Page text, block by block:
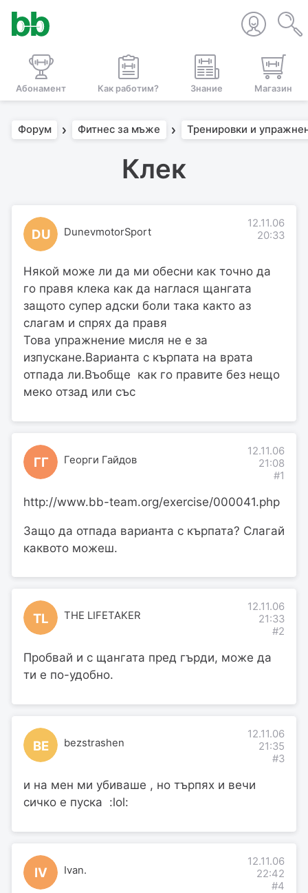
Абонамент Как работим? Знание Магазин
Форум Фитнес за мъже Тренировки и
Клек
DU DunevmotorSport
12.11.06
20:33
Някой може ли да ми обесни как точно да
го правя клека как да наглася щангата
защото супер адски боли така както аз
слагам и спрях да правя
Това упражнение мисля не е за
изпускане.Варианта с кърпата на врата
отпада ли.Въобще как го правите без нещо
меко отзад или със
ГГ Георги Гайдов
12.11.06
21:08
#1
http://www.bb-team.org/exercise/000041.php
Защо да отпада варианта с кърпата? Слагай
каквото можеш.
TL THE LIFETAKER
12.11.06
21:33
#2
Пробвай и с щангата пред гърди, може да
ти е по-удобно.
BE bezstrashen
12.11.06
21:35
#3
и на мен ми убиваше , но търпях и вечи
сичко е пуска :lol:
IV Ivan.
12.11.06
22:42
#4